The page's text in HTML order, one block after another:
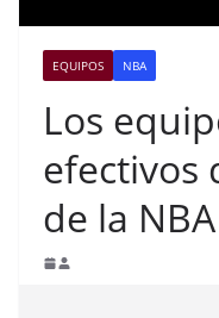
EQUIPOS NBA
Los
efectivos
de la NBA